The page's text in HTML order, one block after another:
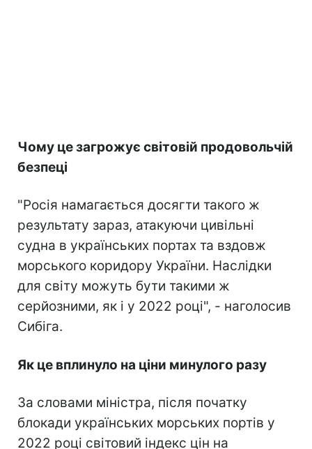
Чому це загрожує світовій продовольчій
безпеці
"Росія намагається досягти такого ж
результату зараз, атакуючи цивільні
судна в українських портах та вздовж
морського коридору України. Наслідки
для світу можуть бути такими ж
серйозними, як і у 2022 році", - наголосив
Сибіга.
Як це вплинуло на ціни минулого разу
За словами міністра, після початку
блокади українських морських портів у
2022 році світовий індекс цін на